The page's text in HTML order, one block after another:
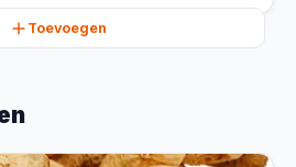
Toevoegen